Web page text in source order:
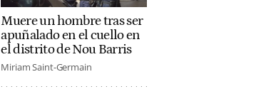
Muere un hombre tras ser
apuñalado en el cuello en
el distrito de Nou Barris
Miriam Saint-Germain